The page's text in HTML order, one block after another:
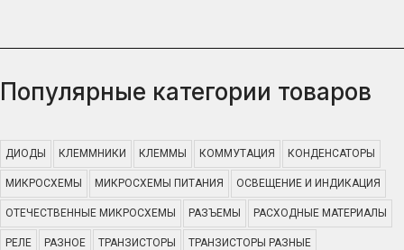
Популярные категории товаров
ДИОДЫ КЛЕММНИКИ КЛЕММЫ КОММУТАЦИЯ КОНДЕНСАТОРЫ
МИКРОСХЕМЫ МИКРОСХЕМЫ ПИТАНИЯ ОСВЕЩЕНИЕ И ИНДИКАЦИЯ
ОТЕЧЕСТВЕННЫЕ МИКРОСХЕМЫ РАЗЪЕМЫ РАСХОДНЫЕ МАТЕРИАЛЫ
РЕЛЕ РАЗНОЕ ТРАНЗИСТОРЫ ТРАНЗИСТОРЫ РАЗНЫЕ